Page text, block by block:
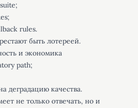
rules.
быть лотереей.
и экономика
path;
деградацию качества.
не только отвечать, но и